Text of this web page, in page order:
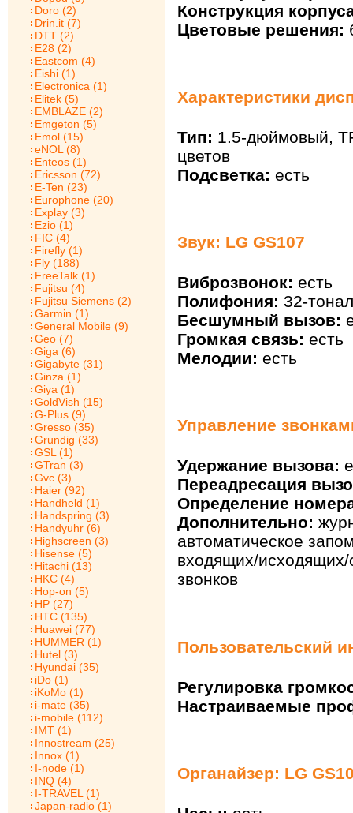
Doro (2)
Drin.it (7)
DTT (2)
E28 (2)
Eastcom (4)
Eishi (1)
Electronica (1)
Elitek (5)
EMBLAZE (2)
Emgeton (5)
Emol (15)
eNOL (8)
Enteos (1)
Ericsson (72)
E-Ten (23)
Europhone (20)
Explay (3)
Ezio (1)
FIC (4)
Firefly (1)
Fly (188)
FreeTalk (1)
Fujitsu (4)
Fujitsu Siemens (2)
Garmin (1)
General Mobile (9)
Geo (7)
Giga (6)
Gigabyte (31)
Ginza (1)
Giya (1)
GoldVish (15)
G-Plus (9)
Gresso (35)
Grundig (33)
GSL (1)
GTran (3)
Gvc (3)
Haier (92)
Handheld (1)
Handspring (3)
Handyuhr (6)
Highscreen (3)
Hisense (5)
Hitachi (13)
HKC (4)
Hop-on (5)
HP (27)
HTC (135)
Huawei (77)
HUMMER (1)
Hutel (3)
Hyundai (35)
iDo (1)
iKoMo (1)
i-mate (35)
i-mobile (112)
IMT (1)
Innostream (25)
Innox (1)
I-node (1)
INQ (4)
I-TRAVEL (1)
Japan-radio (1)
Конструкция
Цветовые решения:
Характеристики
Тип: 1.5-дюймовый,
цветов
Подсветка: есть
Звук: LG GS107
Виброзвонок: есть
Полифония: 32-
Бесшумный вызов:
Громкая связь: есть
Мелодии: есть
Управление
Удержание вызова:
Переадресация
Определение
Дополнительно:
автоматическое
входящих/исходящих/
звонков
Пользовательский
Регулировка
Настраиваемые
Органайзер: LG